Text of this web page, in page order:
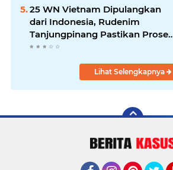
25 WN Vietnam Dipulangkan
dari Indonesia, Rudenim
Tanjungpinang Pastikan Proses
Sesuai Prosedur
Lihat Selengkapnya